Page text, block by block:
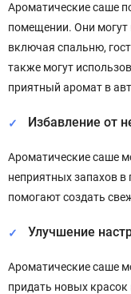
Ароматические саше
помещении. Они
включая спальню,
также могут
приятный аромат в
Избавление от
Ароматические саше
неприятных запахов
помогают создать
Улучшение
Ароматические саше
придать новых